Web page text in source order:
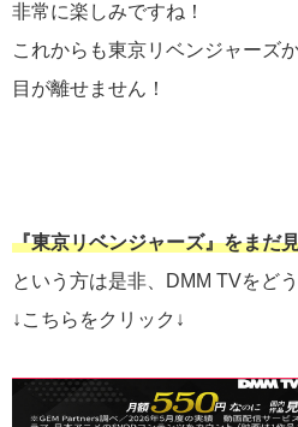
非常に楽しみですね！
これからも東京リベンジャーズ
目が離せません！
『東京リベンジャーズ』をまだ
という方は是非、DMM TVをどう
↓こちらをクリック↓